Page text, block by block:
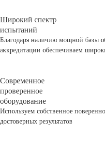
Широкий спектр
испытаний
Благодаря наличию мощной базы
аккредитации обеспечиваем
Современное
проверенное
оборудование
Используем собственное
достоверных результатов